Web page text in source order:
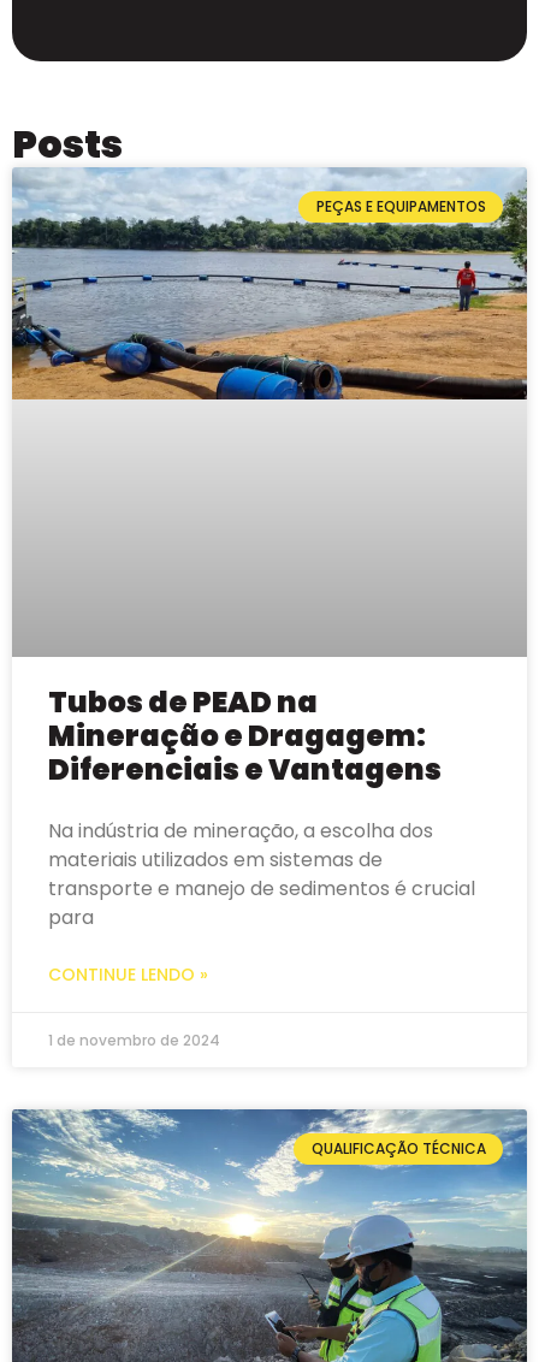
Posts
PEÇAS E EQUIPAMENTOS
Tubos de PEAD na
Mineração e Dragagem:
Diferenciais e Vantagens
Na indústria de mineração, a escolha dos
materiais utilizados em sistemas de
transporte e manejo de sedimentos é crucial
para
CONTINUE LENDO »
1 de novembro de 2024
QUALIFICAÇÃO TÉCNICA